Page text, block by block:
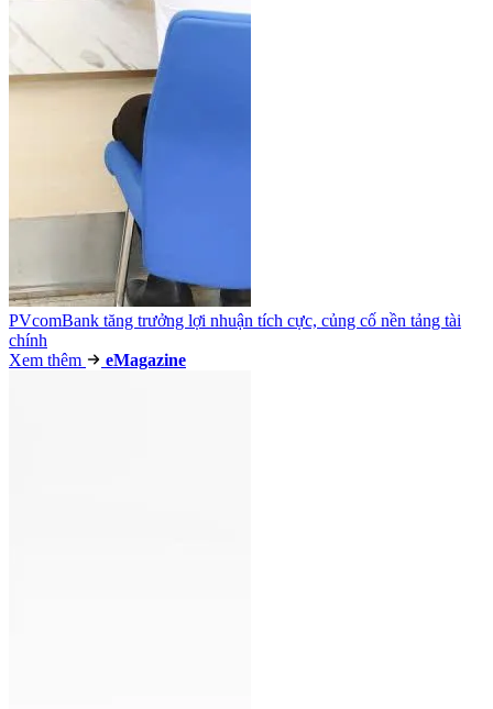
PVcomBank tăng trưởng lợi nhuận tích cực, củng cố nền tảng tài
chính
Xem thêm
eMagazine